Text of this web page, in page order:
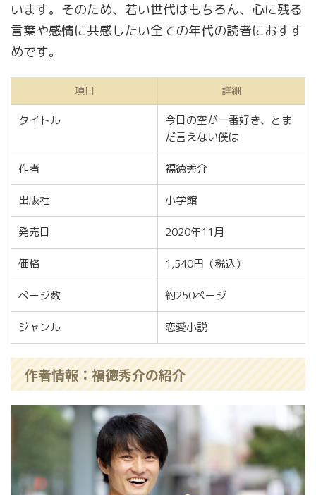
います。そのため、若い世代はもちろん、心に残る
言葉や感情に共感したい全ての年代の読者におすす
めです。
項目 詳細
タイトル
今日の空が一番好き、とま
だ言えない僕は
作者 福徳秀介
出版社 小学館
発売日 2020年11月
価格 1,540円（税込）
ページ数 約250ページ
ジャンル 恋愛小説
作者情報：福徳秀介の紹介